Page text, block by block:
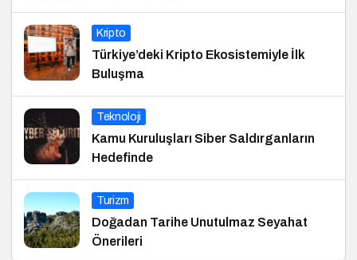
Kripto
Türkiye’deki Kripto Ekosistemiyle İlk
Buluşma
Teknoloji
Kamu Kuruluşları Siber Saldırganların
Hedefinde
Turizm
Doğadan Tarihe Unutulmaz Seyahat
Önerileri